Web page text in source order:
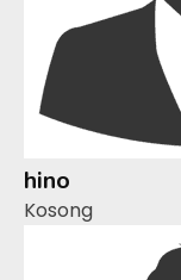
hino
Kosong